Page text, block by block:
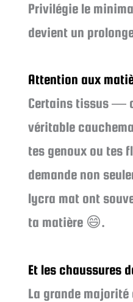
Privilégie le
devient un
Attention aux
Certains tissus —
véritable
tes genoux ou tes
demande non
lycra mat ont
ta matière 😄.
Et les chaussures
La grande